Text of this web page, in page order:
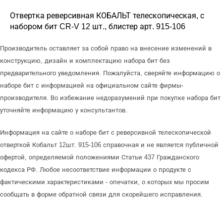
Отвертка реверсивная КОБАЛЬТ телескопическая, с
набором бит CR-V 12 шт., блистер арт. 915-106
Производитель оставляет за собой право на внесение изменений в
конструкцию, дизайн и комплектацию набора бит без
предварительного уведомления. Пожалуйста, сверяйте информацию о
наборе бит с информацией на официальном сайте фирмы-
производителя. Во избежание недоразумений при покупке набора бит
уточняйте информацию у консультантов.
Информация на сайте о наборе бит с реверсивной телескопической
отверткой Кобальт 12шт. 915-106 справочная и не является публичной
офертой, определяемой положениями Статьи 437 Гражданского
кодекса РФ. Любое несоответствие информации о продукте с
фактическими характеристиками - опечатки, о которых мы просим
сообщать в форме обратной связи для скорейшего исправления.